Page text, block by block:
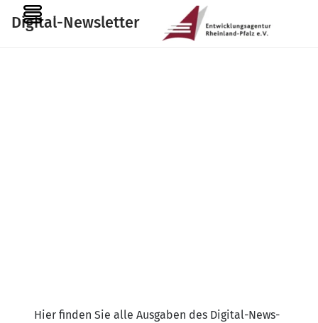
Inhalt
Digital-Newsletter
Hier fin­den Sie alle Aus­ga­ben des Digi­tal-News­
MENU